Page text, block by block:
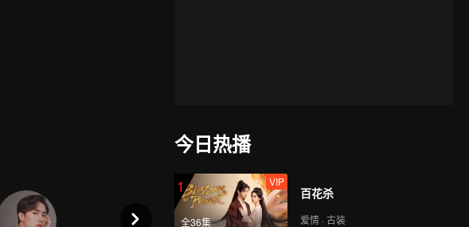
今日热播
1
全36集
VIP
百花杀
爱情 · 古装